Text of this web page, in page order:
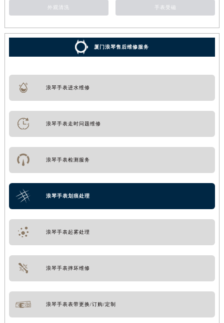
外观清洗 手表受磁
厦门浪琴售后维修服务
浪琴手表进水维修
浪琴手表走时问题维修
浪琴手表检测服务
浪琴手表划痕处理
浪琴手表起雾处理
浪琴手表摔坏维修
浪琴手表表带更换/订购/定制